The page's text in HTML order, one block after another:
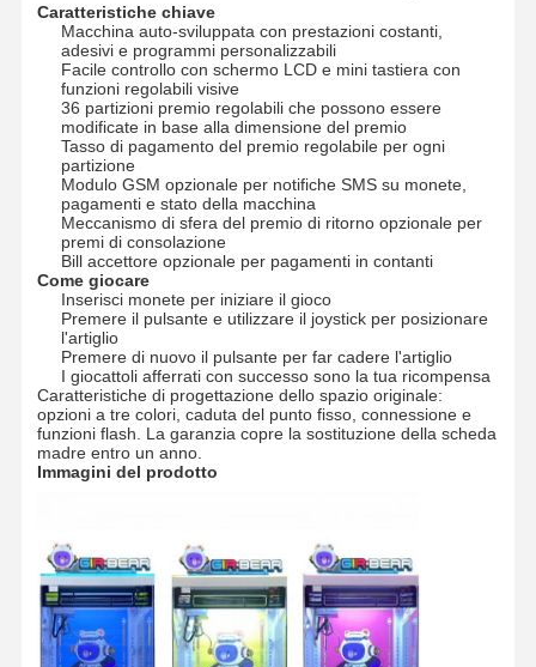
Casa Prodotti Video Chi Siamo
Caratteristiche chiave
Macchina auto-sviluppata con prestazioni costanti,
adesivi e programmi personalizzabili
Facile controllo con schermo LCD e mini tastiera con
funzioni regolabili visive
36 partizioni premio regolabili che possono essere
modificate in base alla dimensione del premio
Tasso di pagamento del premio regolabile per ogni
partizione
Modulo GSM opzionale per notifiche SMS su monete,
pagamenti e stato della macchina
Meccanismo di sfera del premio di ritorno opzionale per
premi di consolazione
Bill accettore opzionale per pagamenti in contanti
Come giocare
Inserisci monete per iniziare il gioco
Premere il pulsante e utilizzare il joystick per posizionare
l'artiglio
Premere di nuovo il pulsante per far cadere l'artiglio
I giocattoli afferrati con successo sono la tua ricompensa
Caratteristiche di progettazione dello spazio originale:
opzioni a tre colori, caduta del punto fisso, connessione e
funzioni flash. La garanzia copre la sostituzione della scheda
madre entro un anno.
Immagini del prodotto